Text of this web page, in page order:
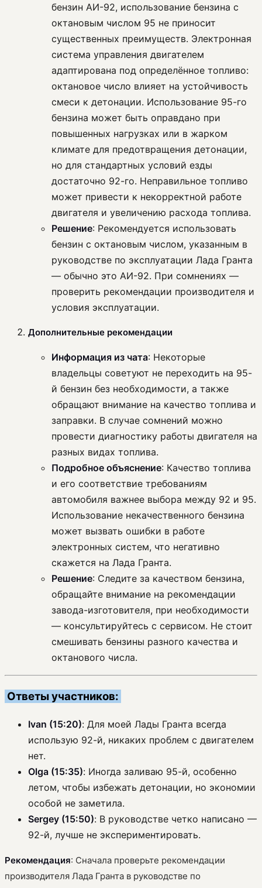
бензин АИ-92, использование бензина с
октановым числом 95 не приносит
существенных преимуществ. Электронная
система управления двигателем
адаптирована под определённое топливо:
октановое число влияет на устойчивость
смеси к детонации. Использование 95-го
бензина может быть оправдано при
повышенных нагрузках или в жарком
климате для предотвращения детонации,
но для стандартных условий езды
достаточно 92-го. Неправильное топливо
может привести к некорректной работе
двигателя и увеличению расхода топлива.
Решение: Рекомендуется использовать
бензин с октановым числом, указанным в
руководстве по эксплуатации Лада Гранта
— обычно это АИ-92. При сомнениях —
проверить рекомендации производителя и
условия эксплуатации.
Дополнительные рекомендации
Информация из чата: Некоторые
владельцы советуют не переходить на 95-
й бензин без необходимости, а также
обращают внимание на качество топлива и
заправки. В случае сомнений можно
провести диагностику работы двигателя на
разных видах топлива.
Подробное объяснение: Качество топлива
и его соответствие требованиям
автомобиля важнее выбора между 92 и 95.
Использование некачественного бензина
может вызвать ошибки в работе
электронных систем, что негативно
скажется на Лада Гранта.
Решение: Следите за качеством бензина,
обращайте внимание на рекомендации
завода-изготовителя, при необходимости
— консультируйтесь с сервисом. Не стоит
смешивать бензины разного качества и
октанового числа.
Ответы участников:
Ivan (15:20): Для моей Лады Гранта всегда
использую 92-й, никаких проблем с двигателем
нет.
Olga (15:35): Иногда заливаю 95-й, особенно
летом, чтобы избежать детонации, но экономии
особой не заметила.
Sergey (15:50): В руководстве четко написано —
92-й, лучше не экспериментировать.
Рекомендация: Сначала проверьте рекомендации
производителя Лада Гранта в руководстве по